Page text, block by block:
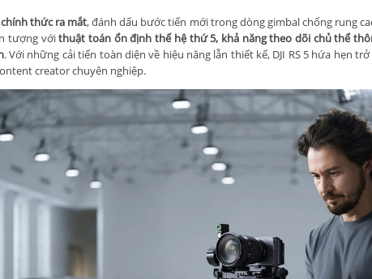
thức ra mắt, đánh dấu bước tiến mới trong dòng gimbal chống rung
tượng vớithuật toán ổn định thế hệ thứ 5, khả năng theo dõi chủ thể
. Với những cải tiến toàn diện về hiệu năng lẫn thiết kế, DJI RS 5 hứa hẹn
creator chuyên nghiệp.